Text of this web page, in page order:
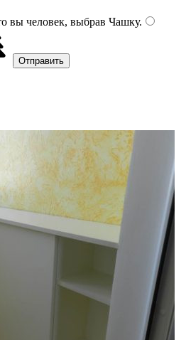
вы человек, выбрав Чашку.